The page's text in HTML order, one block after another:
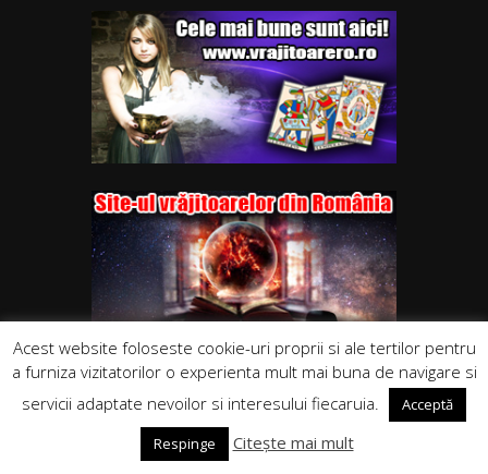
Copyrights. © 2015-2021 Segra Media
Acest website foloseste cookie-uri proprii si ale tertilor pentru
a furniza vizitatorilor o experienta mult mai buna de navigare si
servicii adaptate nevoilor si interesului fiecaruia.
Acceptă
Respinge
Citește mai mult